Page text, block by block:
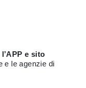
l’APP e sito
e le agenzie di